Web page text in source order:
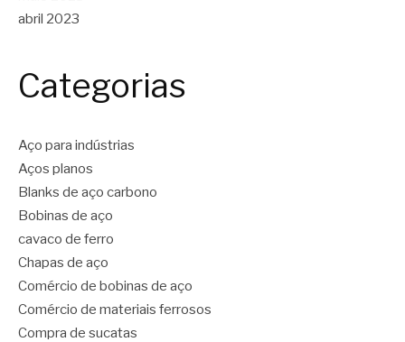
abril 2023
Categorias
Aço para indústrias
Aços planos
Blanks de aço carbono
Bobinas de aço
cavaco de ferro
Chapas de aço
Comércio de bobinas de aço
Comércio de materiais ferrosos
Compra de sucatas